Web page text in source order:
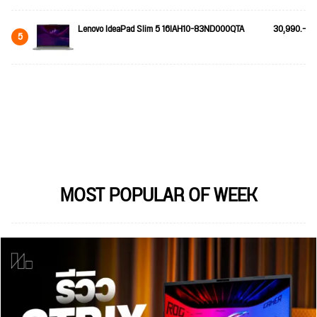
5 Lenovo IdeaPad Slim 5 16IAH10-83ND000QTA 30,990.-
MOST POPULAR OF WEEK